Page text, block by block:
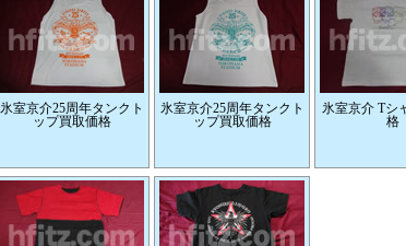
氷室京介25周年タンクト
ップ買取価格
氷室京介25周年タンクト
ップ買取価格
氷室京介 Tシ
格